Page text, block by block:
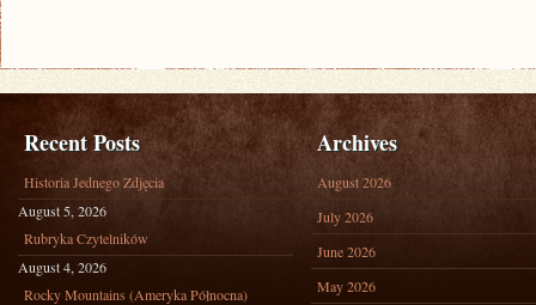
Recent Posts
Historia Jednego Zdjęcia
August 5, 2026
Rubryka Czytelników
August 4, 2026
Rocky Mountains (Ameryka Północna)
Archives
August 2026
July 2026
June 2026
May 2026